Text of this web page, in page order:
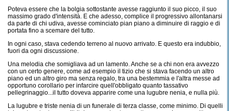
Poteva essere che la bolgia sottostante avesse raggiunto il suo picco, il suo
massimo grado d'intensità. E che adesso, complice il progressivo allontanarsi
da parte di chi udiva, avesse cominciato pian piano a diminuire di raggio e di
portata fino a scemare del tutto.
In ogni caso, stava cedendo terreno al nuovo arrivato. E questo era indubbio,
fuori da ogni discussione.
Una melodia che somigliava ad un lamento. Anche se a chi non era avvezzo
con un certo genere, come ad esempio il tizio che si stava facendo un altro
piano ed un altro giro ma senza regalo, tra una bestemmia e l'altra messe ad
opportuno corollario per infarcire quell'obbligato quanto tassativo
pellegrinaggio...il tutto doveva apparire come una lugubre nenia, e nulla più.
La lugubre e triste nenia di un funerale di terza classe, come minimo. Di quelli